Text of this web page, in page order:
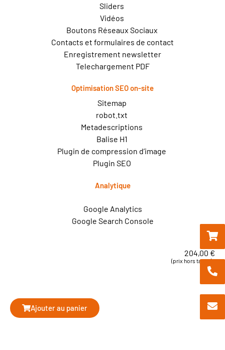
Sliders
Vidéos
Boutons Réseaux Sociaux
Contacts et formulaires de contact
Enregistrement newsletter
Telechargement PDF
Optimisation SEO on-site
Sitemap
robot.txt
Metadescriptions
Balise H1
Plugin de compression d’image
Plugin SEO
Analytique
Google Analytics
Google Search Console
204,00 €
(prix hors taxes)
Ajouter au panier